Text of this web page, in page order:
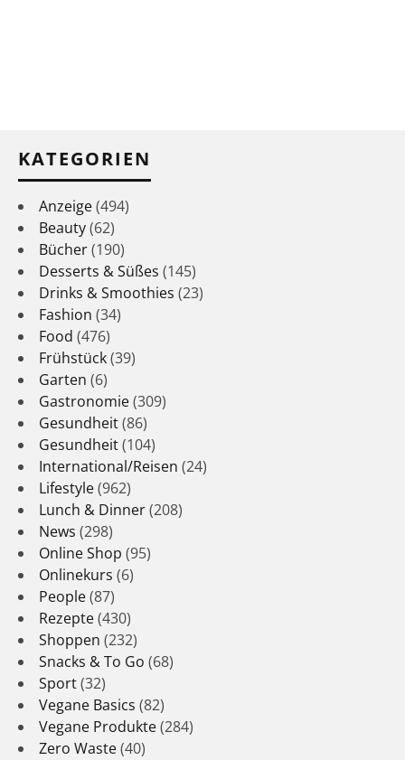
KATEGORIEN
Anzeige(494)
Beauty(62)
Bücher(190)
Desserts & Süßes (145)
Drinks & Smoothies (23)
Fashion (34)
Food (476)
Frühstück(39)
Garten (6)
Gastronomie(309)
Gesundheit(86)
Gesundheit(104)
International/Reisen (24)
Lifestyle(962)
Lunch & Dinner(208)
News (298)
Online Shop (95)
Onlinekurs (6)
People(87)
Rezepte(430)
Shoppen (232)
Snacks & To Go (68)
Sport(32)
Vegane Basics (82)
Vegane Produkte(284)
Zero Waste(40)